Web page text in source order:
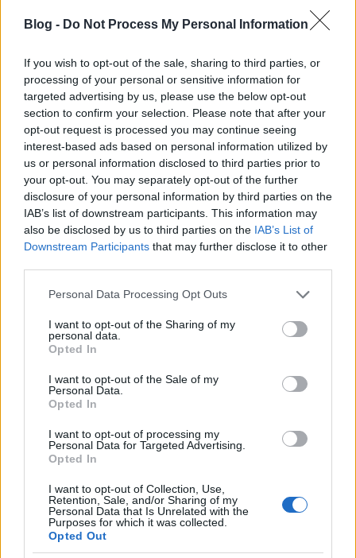
Blog - Do Not Process My Personal Information
If you wish to opt-out of the sale, sharing to third parties, or
processing of your personal or sensitive information for
targeted advertising by us, please use the below opt-out
section to confirm your selection. Please note that after your
opt-out request is processed you may continue seeing
interest-based ads based on personal information utilized by
us or personal information disclosed to third parties prior to
your opt-out. You may separately opt-out of the further
disclosure of your personal information by third parties on the
IAB’s list of downstream participants. This information may
also be disclosed by us to third parties on the IAB’s List of
Downstream Participants that may further disclose it to other
Please note that this website/app uses one or more Google
not limited to your visit or usage behaviour. You may click to
grant or deny consent to Google and its third-party tags to
use your data for below specified purposes in below Google
consent section.
Personal Data Processing Opt Outs
I want to opt-out of the Sharing of my
personal data.
Opted In
I want to opt-out of the Sale of my
Personal Data.
Opted In
I want to opt-out of processing my
Personal Data for Targeted Advertising.
Opted In
I want to opt-out of Collection, Use,
Retention, Sale, and/or Sharing of my
Personal Data that Is Unrelated with the
Purposes for which it was collected.
Opted Out
BMW. Kínai. Olcsó - HIÉNA POSZT
Szerelemféltés, üldözés Budapesten
Fájni fog, de jó lesz
Instant X-szárnyú
Szólj hozzá!
A hozzászóláshoz be kell lépned!